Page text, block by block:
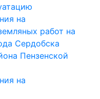
на
работ на
Сердобска
Пензенской
на